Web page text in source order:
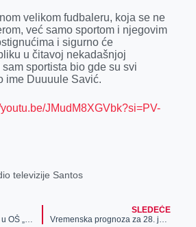
velikom fudbaleru, koja se ne
već samo sportom i njegovim
i sigurno će
u čitavoj nekadašnjoj
sportista bio gde su svi
ime Duuuule Savić.
youtu.be/JMudM8XGVbk?si=PV-
televizije Santos
Proslava školske slave u OŠ „Đura Jakšić“
SLEDEĆE
Vremenska prognoza za 28. januar